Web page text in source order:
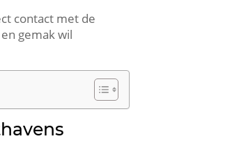
contact met de
gemak wil